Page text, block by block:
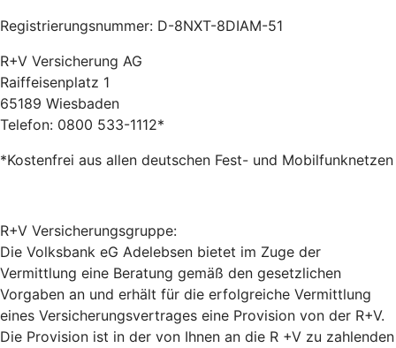
Registrierungsnummer: D-8NXT-8DIAM-51
R+V Versicherung AG
Raiffeisenplatz 1
65189 Wiesbaden
Telefon: 0800 533-1112*
*Kostenfrei aus allen deutschen Fest- und Mobilfunknetzen
R+V Versicherungsgruppe:
Die Volksbank eG Adelebsen bietet im Zuge der
Vermittlung eine Beratung gemäß den gesetzlichen
Vorgaben an und erhält für die erfolgreiche Vermittlung
eines Versicherungsvertrages eine Provision von der R+V.
Die Provision ist in der von Ihnen an die R +V zu zahlenden